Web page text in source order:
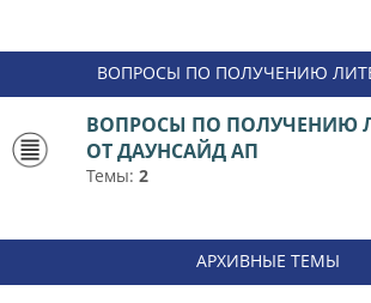
ВОПРОСЫ ПО ПОЛУЧЕНИЮ
ВОПРОСЫ ПО ПОЛУЧЕНИЮ
ОТ ДАУНСАЙД АП
Темы: 2
АРХИВНЫЕ ТЕМЫ